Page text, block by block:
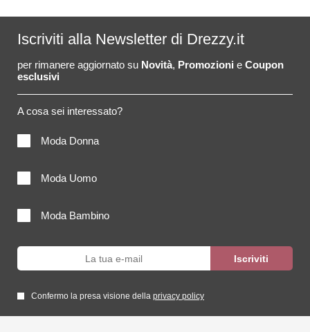
Iscriviti alla Newsletter di Drezzy.it
per rimanere aggiornato su Novità, Promozioni e Coupon
esclusivi
A cosa sei interessato?
Moda Donna
Moda Uomo
Moda Bambino
Confermo la presa visione della privacy policy